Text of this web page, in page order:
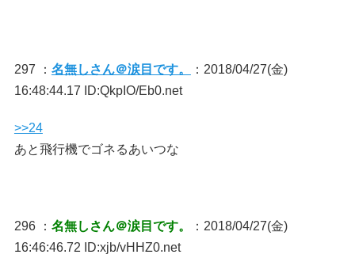
297 ： 名無しさん＠涙目です。
：2018/04/27(金)
16:48:44.17 ID:QkpIO/Eb0.net
>>24
あと飛行機でゴネるあいつな
296 ： 名無しさん＠涙目です。
：2018/04/27(金)
16:46:46.72 ID:xjb/vHHZ0.net